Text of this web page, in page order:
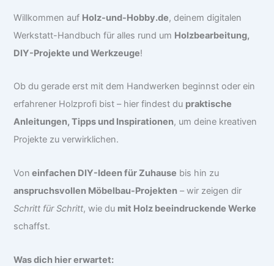
Willkommen auf Holz-und-Hobby.de, deinem digitalen
Werkstatt-Handbuch für alles rund um Holzbearbeitung,
DIY-Projekte und Werkzeuge!
Ob du gerade erst mit dem Handwerken beginnst oder ein
erfahrener Holzprofi bist – hier findest du praktische
Anleitungen, Tipps und Inspirationen, um deine kreativen
Projekte zu verwirklichen.
Von einfachen DIY-Ideen für Zuhause bis hin zu
anspruchsvollen Möbelbau-Projekten – wir zeigen dir
Schritt für Schritt, wie du mit Holz beeindruckende Werke
schaffst.
Was dich hier erwartet: